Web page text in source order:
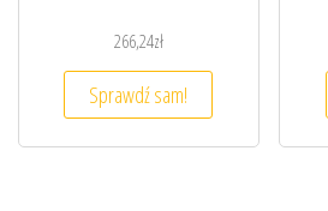
266,24zł
Sprawdź sam!